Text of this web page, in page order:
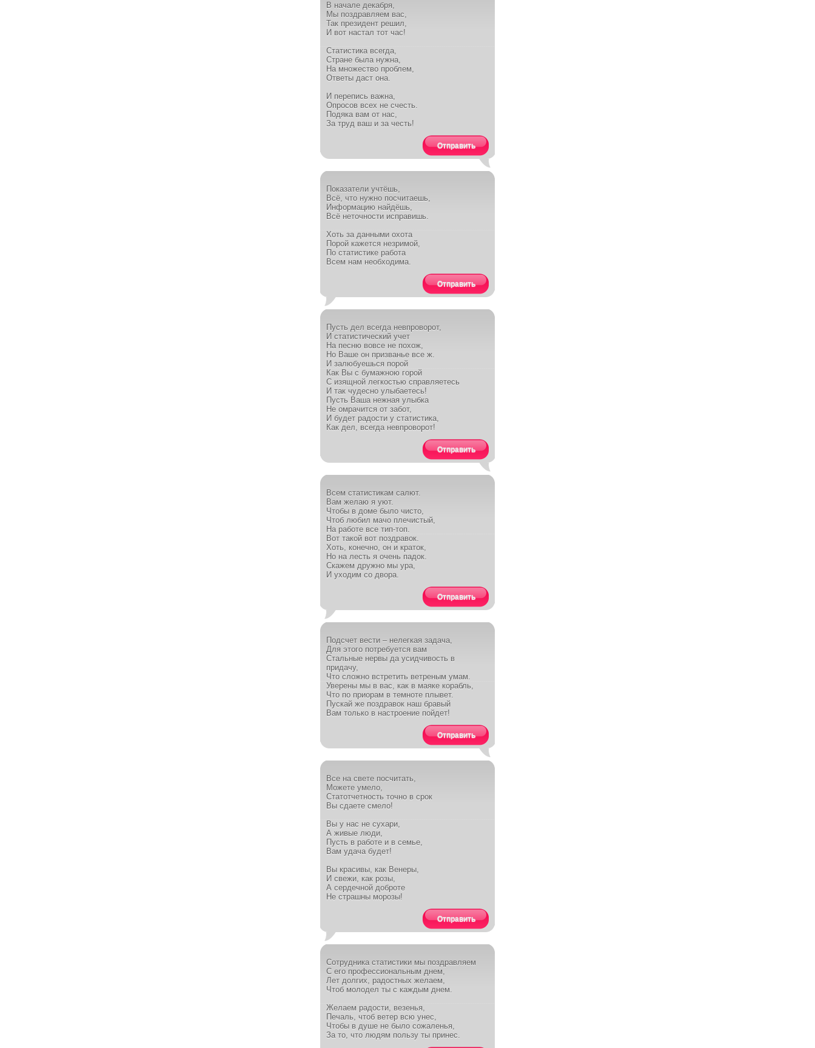
В начале декабря,
Мы поздравляем вас,
Так президент решил,
И вот настал тот час!
Статистика всегда,
Стране была нужна,
На множество проблем,
Ответы даст она.
И перепись важна,
Опросов всех не счесть.
Подяка вам от нас,
За труд ваш и за честь!
Отправить
Показатели учтёшь,
Всё, что нужно посчитаешь,
Информацию найдёшь,
Всё неточности исправишь.
Хоть за данными охота
Порой кажется незримой,
По статистике работа
Всем нам необходима.
Отправить
Пусть дел всегда невпроворот,
И статистический учет
На песню вовсе не похож,
Но Ваше он призванье все ж.
И залюбуешься порой
Как Вы с бумажною горой
С изящной легкостью справляетесь
И так чудесно улыбаетесь!
Пусть Ваша нежная улыбка
Не омрачится от забот,
И будет радости у статистика,
Как дел, всегда невпроворот!
Отправить
Всем статистикам салют.
Вам желаю я уют.
Чтобы в доме было чисто,
Чтоб любил мачо плечистый,
На работе все тип-топ.
Вот такой вот поздравок.
Хоть, конечно, он и краток,
Но на лесть я очень падок.
Скажем дружно мы ура,
И уходим со двора.
Отправить
Подсчет вести – нелегкая задача,
Для этого потребуется вам
Стальные нервы да усидчивость в
придачу,
Что сложно встретить ветреным умам.
Уверены мы в вас, как в маяке корабль,
Что по приорам в темноте плывет.
Пускай же поздравок наш бравый
Вам только в настроение пойдет!
Отправить
Все на свете посчитать,
Можете умело,
Статотчетность точно в срок
Вы сдаете смело!
Вы у нас не сухари,
А живые люди,
Пусть в работе и в семье,
Вам удача будет!
Вы красивы, как Венеры,
И свежи, как розы,
А сердечной доброте
Не страшны морозы!
Отправить
Сотрудника статистики мы поздравляем
С его профессиональным днем,
Лет долгих, радостных желаем,
Чтоб молодел ты с каждым днем.
Желаем радости, везенья,
Печаль, чтоб ветер всю унес,
Чтобы в душе не было сожаленья,
За то, что людям пользу ты принес.